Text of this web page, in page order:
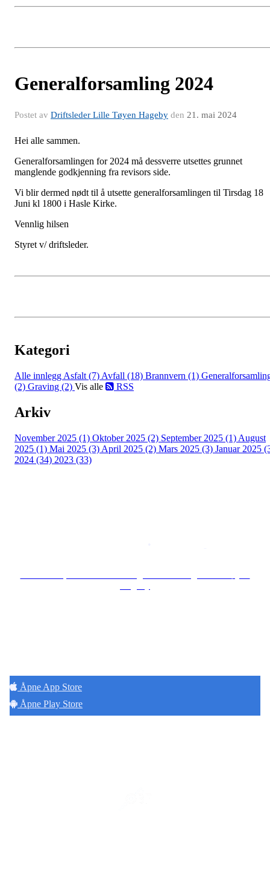
Generalforsamling 2024
Postet av Driftsleder Lille Tøyen Hageby den 21. mai 2024
Hei alle sammen.
Generalforsamlingen for 2024 må dessverre utsettes grunnet
manglende godkjenning fra revisors side.
Vi blir dermed nødt til å utsette generalforsamlingen til Tirsdag 18
Juni kl 1800 i Hasle Kirke.
Vennlig hilsen
Styret v/ driftsleder.
Kategori
Alle innlegg Asfalt (7) Avfall (18) Brannvern (1)
(2) Graving (2) Vis alle RSS
Arkiv
November 2025 (1) Oktober 2025 (2) September 2025 (1) August
2025 (1) Mai 2025 (3) April 2025 (2) Mars 2025 (3) Januar 2025
2024 (34) 2023 (33)
Åpne App Store
Åpne Play Store